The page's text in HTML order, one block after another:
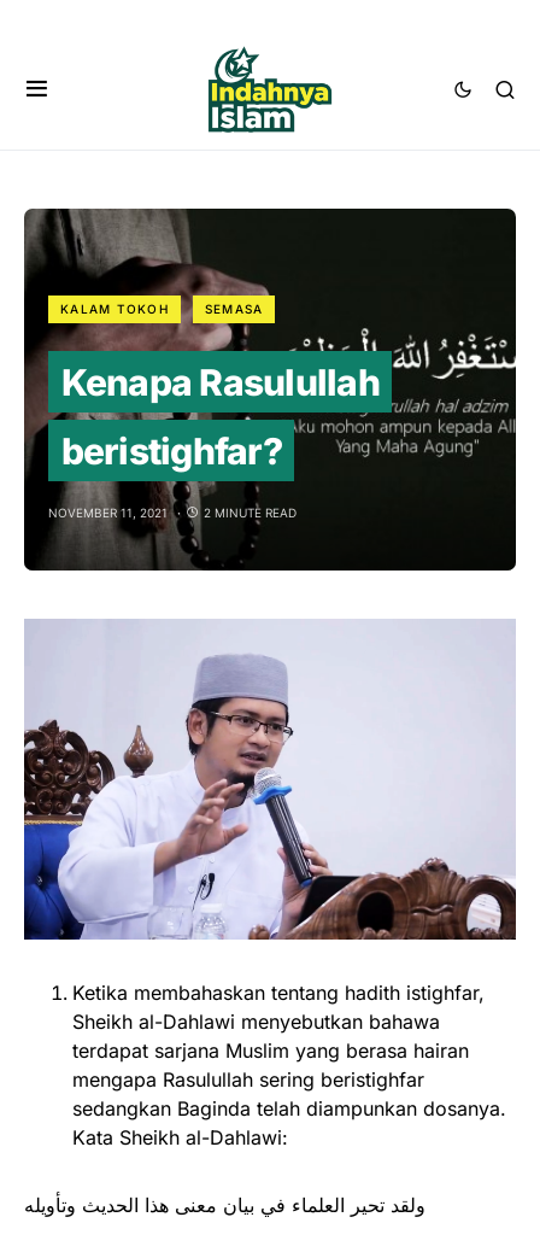
KALAM TOKOH SEMASA
Kenapa Rasulullah
beristighfar?
NOVEMBER 11, 2021 2 MINUTE READ
Ketika membahaskan tentang hadith istighfar,
Sheikh al-Dahlawi menyebutkan bahawa
terdapat sarjana Muslim yang berasa hairan
mengapa Rasulullah sering beristighfar
sedangkan Baginda telah diampunkan dosanya.
Kata Sheikh al-Dahlawi:
ولقد تحير العلماء في بيان معنى هذا الحديث وتأويله